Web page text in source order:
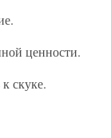
ценности.
скуке.